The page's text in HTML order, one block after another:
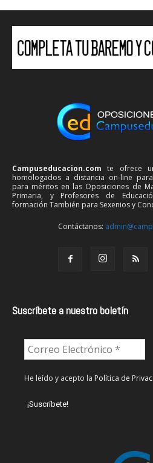
Campuseducacion.com te ofrece
homologados a distancia on-line
para méritos en las Oposiciones de
Primaria, y Profesores de
formación También para Sexenios y
Contáctanos:
Suscríbete a nuestro boletín
He leído y acepto la Política de